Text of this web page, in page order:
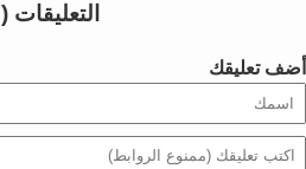
التعليقات (0)
أضف تعليقك